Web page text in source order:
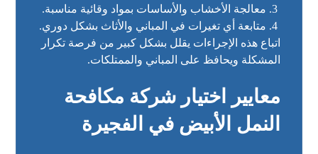
معالجة الأخشاب والأساسات بمواد وقائية مناسبة.
متابعة أي تغيرات في المباني والأثاث بشكل دوري.
اتباع هذه الإجراءات يقلل بشكل كبير من فرصة تكرار
المشكلة ويحافظ على المباني والممتلكات.
معايير اختيار شركة مكافحة
النمل الأبيض في الفجيرة